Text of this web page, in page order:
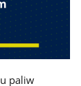
paliw